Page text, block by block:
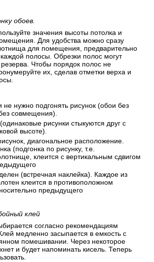
обоев.
значения высоты потолка и
Для удобства можно сразу
для помещения, предварительно
каждой полосы. Обрезки полос могут
резерва. Чтобы порядок полос не
их, сделав отметки верха и
не нужно подгонять рисунок (обои без
совмещения).
рисунки стыкуются друг с
высоте).
диагональное расположение.
(подгонка по рисунку, т.е.
клеится с вертикальным сдвигом
(встречная наклейка). Каждое из
клеится в противоположном
предыдущего
клей
согласно рекомендациям
медленно засыпается в емкость с
помешивании. Через некоторое
и будет напоминать кисель. Теперь